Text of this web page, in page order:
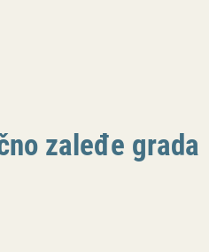
zaleđe grada